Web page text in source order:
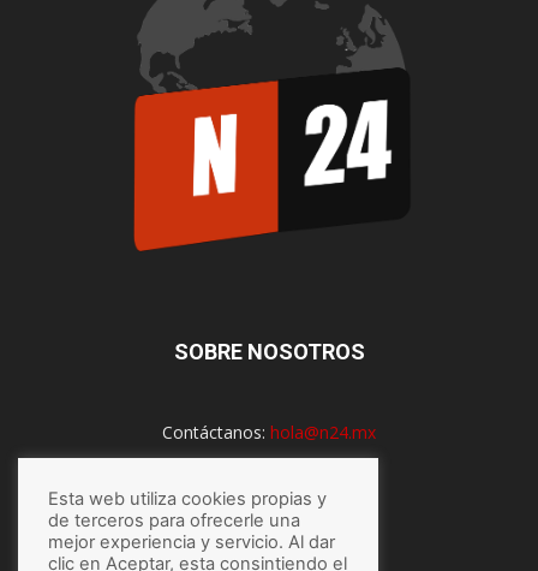
SOBRE NOSOTROS
Contáctanos: hola@n24.mx
SÍGUENOS
Esta web utiliza cookies propias y
de terceros para ofrecerle una
mejor experiencia y servicio. Al dar
clic en Aceptar, esta consintiendo el